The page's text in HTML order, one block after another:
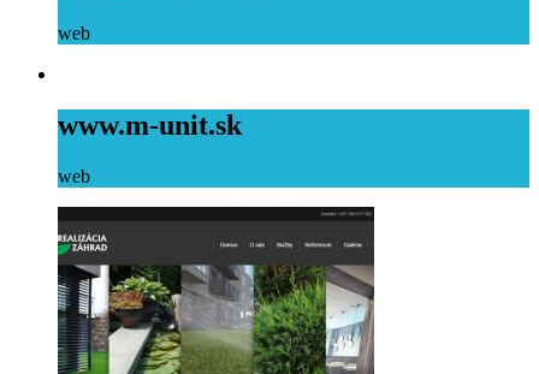
web
www.m-unit.sk
web